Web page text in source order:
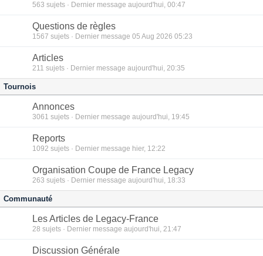
563 sujets · Dernier message aujourd'hui, 00:47
Questions de règles
1567 sujets · Dernier message 05 Aug 2026 05:23
Articles
211 sujets · Dernier message aujourd'hui, 20:35
Tournois
Annonces
3061 sujets · Dernier message aujourd'hui, 19:45
Reports
1092 sujets · Dernier message hier, 12:22
Organisation Coupe de France Legacy
263 sujets · Dernier message aujourd'hui, 18:33
Communauté
Les Articles de Legacy-France
28 sujets · Dernier message aujourd'hui, 21:47
Discussion Générale